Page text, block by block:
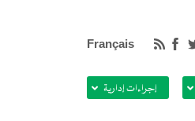
Français
إجراءات إدارية